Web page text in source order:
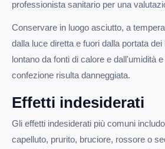
professionista sanitario per una
Conservare in luogo asciutto, a
dalla luce diretta e fuori dalla portata dei
lontano da fonti di calore e dall'umidità
confezione risulta danneggiata.
Effetti indesiderati
Gli effetti indesiderati più comuni
capelluto, prurito, bruciore, rossore o